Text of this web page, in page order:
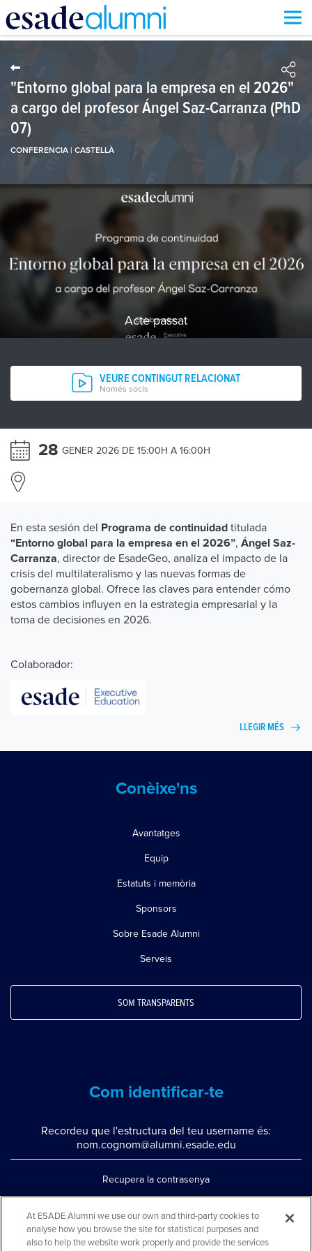
Vés
contingut
"Entorno global para la empresa en el 2026"
a cargo del profesor Ángel Saz-Carranza (PhD
07)
CONFERENCIA | CASTELLÀ
Acte passat
VEURE CONTINGUT RELACIONAT
Només socis
28 GENER 2026 DE 15:00H A 16:00H
En esta sesión del Programa de continuidad titulada
“Entorno global para la empresa en el 2026”, Ángel Saz-
Carranza, director de EsadeGeo, analiza el impacto de la
crisis del multilateralismo y las nuevas formas de
gobernanza global. Ofrece las claves para entender cómo
estos cambios influyen en la estrategia empresarial y la
toma de decisiones en 2026.
Colaborador:
LLEGIR MÉS
Conèixe'ns
Avantatges
Equip
Estatuts i memòria
Sponsors
Sobre Esade Alumni
Serveis
SOM TRANSPARENTS
Com identificar-te
Recordeu que l'estructura del teu username és:
nom.cognom@alumni.esade.edu
Recupera la contrasenya
Contacta'ns per whatsapp
At ESADE Alumni we use our own and third-party cookies to
analyse how you browse the site for statistical purposes and
also to help the website work properly and provide the services